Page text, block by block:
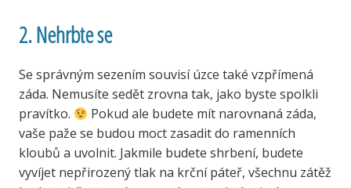
2. Nehrbte se
Se správným sezením souvisí úzce také vzpřímená
záda. Nemusíte sedět zrovna tak, jako byste spolkli
pravítko.
Pokud ale budete mít narovnaná záda,
vaše paže se budou moct zasadit do ramenních
kloubů a uvolnit. Jakmile budete shrbení, budete
vyvíjet nepřirozený tlak na krční páteř, všechnu zátěž